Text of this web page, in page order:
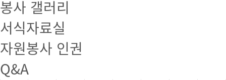
봉사 갤러리
서식자료실
자원봉사 인권
Q&A